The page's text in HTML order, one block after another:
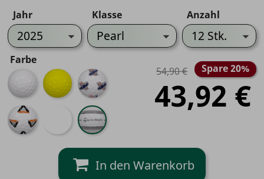
Jahr Klasse Anzahl
Farbe
Weiß Gelb
Pix
USA
Pix
Pix
Mix
Stripe
White
54,90 € Spare 20%
43,92 €